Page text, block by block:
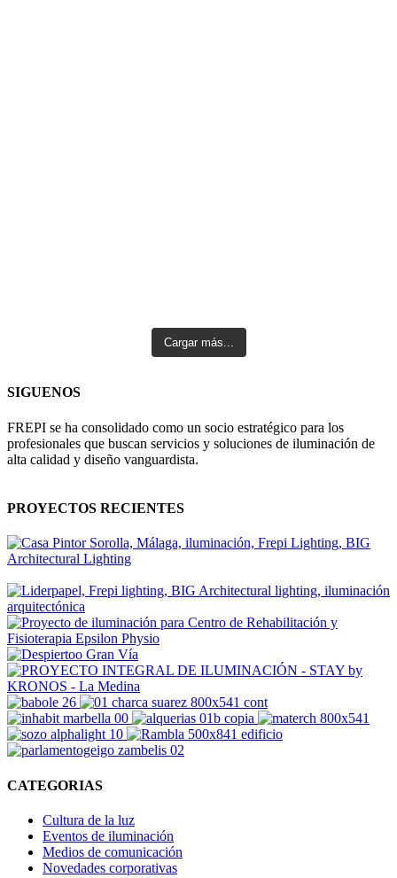
Cargar más...
SIGUENOS
FREPI se ha consolidado como un socio estratégico para los
profesionales que buscan servicios y soluciones de iluminación de
alta calidad y diseño vanguardista.
PROYECTOS RECIENTES
CATEGORIAS
Cultura de la luz
Eventos de iluminación
Medios de comunicación
Novedades corporativas